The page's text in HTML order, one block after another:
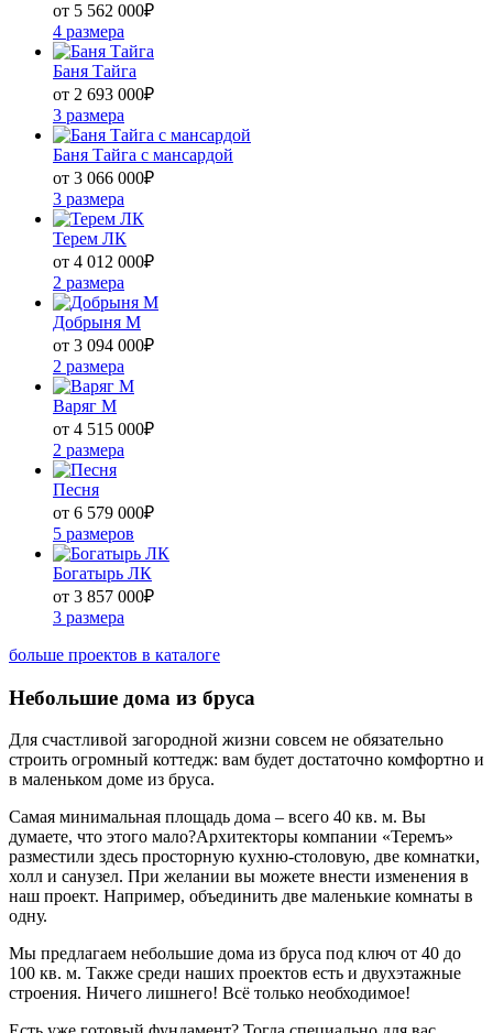
от 5 562 000₽
4 размера
Баня Тайга
от 2 693 000₽
3 размера
Баня Тайга с мансардой
от 3 066 000₽
3 размера
Терем ЛК
от 4 012 000₽
2 размера
Добрыня М
от 3 094 000₽
2 размера
Варяг М
от 4 515 000₽
2 размера
Песня
от 6 579 000₽
5 размеров
Богатырь ЛК
от 3 857 000₽
3 размера
больше проектов в каталоге
Небольшие дома из бруса
Для счастливой загородной жизни совсем не обязательно
строить огромный коттедж: вам будет достаточно комфортно и
в маленьком доме из бруса.
Самая минимальная площадь дома ‒ всего 40 кв. м. Вы
думаете, что этого мало?Архитекторы компании «Теремъ»
разместили здесь просторную кухню-столовую, две комнатки,
холл и санузел. При желании вы можете внести изменения в
наш проект. Например, объединить две маленькие комнаты в
одну.
Мы предлагаем небольшие дома из бруса под ключ от 40 до
100 кв. м. Также среди наших проектов есть и двухэтажные
строения. Ничего лишнего! Всё только необходимое!